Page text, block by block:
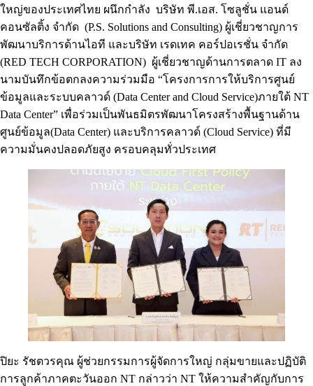
ใหญ่ของประเทศไทย ผนึกกำลัง บริษัท พี.เอส. โซลูชั่น แอนด์
คอนซัลติ้ง จำกัด (P.S. Solutions and Consulting) ผู้เชี่ยวชาญการ
พัฒนาบริการด้านไอที และบริษัท เรดเทค คอร์ปอเรชั่น จำกัด
(RED TECH CORPORATION) ผู้เชี่ยวชาญด้านการตลาด IT ลง
นามบันทึกข้อตกลงความร่วมมือ “โครงการการให้บริการศูนย์
ข้อมูลและระบบคลาวด์ (Data Center and Cloud Service)ภายใต้ NT
Data Center” เพื่อร่วมเป็นพันธมิตรพัฒนาโครงสร้างพื้นฐานด้าน
ศูนย์ข้อมูล(Data Center) และบริการคลาวด์ (Cloud Service) ที่มี
ความมั่นคงปลอดภัยสูง ครอบคลุมทั่วประเทศ
ปิยะ รัชตวรคุณ ผู้ช่วยกรรมการผู้จัดการใหญ่ กลุ่มขายและปฏิบัติ
การลูกค้าภาคตะวันออก NT กล่าวว่า NT ให้ความสำคัญกับการ